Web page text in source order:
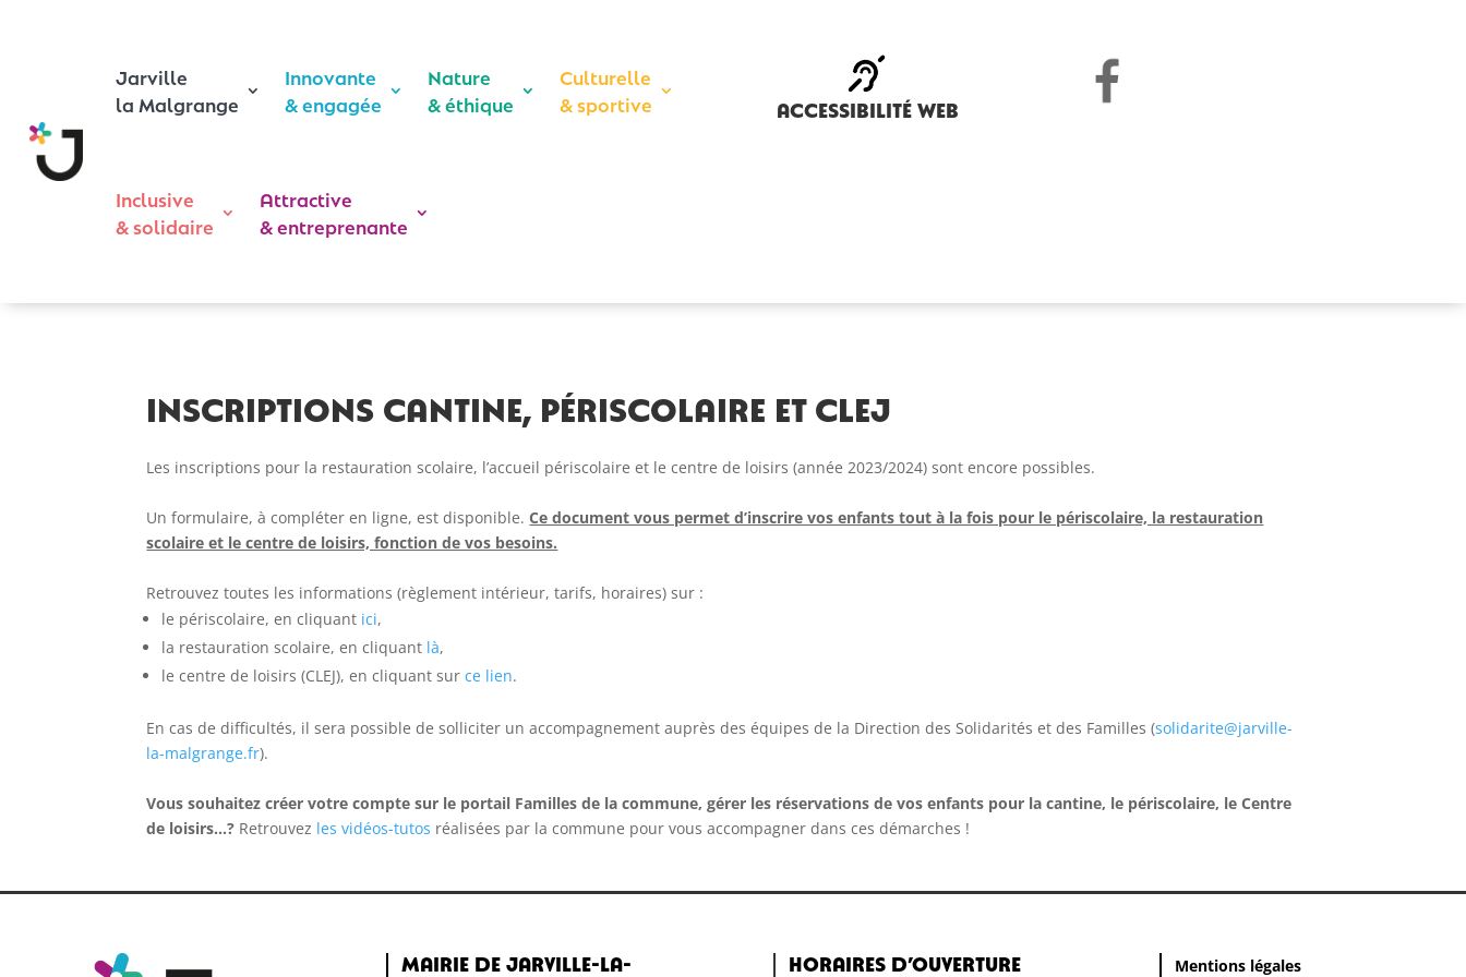
Jarville
la Malgrange
Innovante
& engagée
Nature
& éthique
Culturelle
& sportive
Inclusive
& solidaire
Attractive
& entreprenante
accessibilité web
Inscriptions cantine, périscolaire et CLEJ
Les inscriptions pour la restauration scolaire, l’accueil périscolaire et le centre de loisirs (année 2023/2024) sont encore possibles.
Un formulaire, à compléter en ligne, est disponible.Ce document vous permet d’inscrire vos enfants tout à la fois pour le périscolaire, la restauration
scolaire et le centre de loisirs, fonction de vos besoins.
Retrouvez toutes les informations (règlement intérieur, tarifs, horaires) sur :
le périscolaire, en cliquant ici,
la restauration scolaire, en cliquant là,
le centre de loisirs (CLEJ), en cliquant surce lien.
En cas de difficultés, il sera possible de solliciter un accompagnement auprès des équipes de la Direction des Solidarités et des Familles (solidarite@jarville-
la-malgrange.fr).
Vous souhaitez créer votre compte sur le portail Familles de la commune,gérer les réservations de vos enfants pour la cantine, le périscolaire, le Centre
de loisirs…? Retrouvez les vidéos-tutos réalisées par la commune pour vous accompagner dans ces démarches !
Mairie de Jarville-la- Horaires d’ouverture Mentions légales